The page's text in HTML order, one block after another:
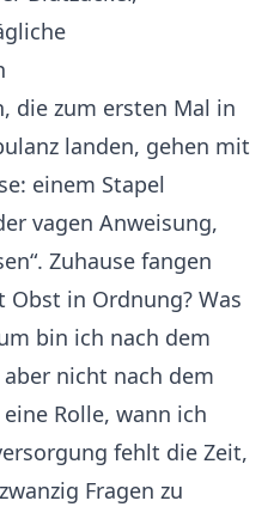
die zum ersten Mal in
landen, gehen mit
einem Stapel
vagen Anweisung,
Zuhause fangen
Obst in Ordnung? Was
bin ich nach dem
nicht nach dem
Rolle, wann ich
fehlt die Zeit,
Fragen zu